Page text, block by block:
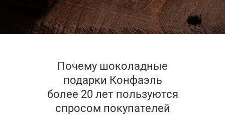
Почему шоколадные
подарки Конфаэль
более 20 лет пользуются
спросом покупателей